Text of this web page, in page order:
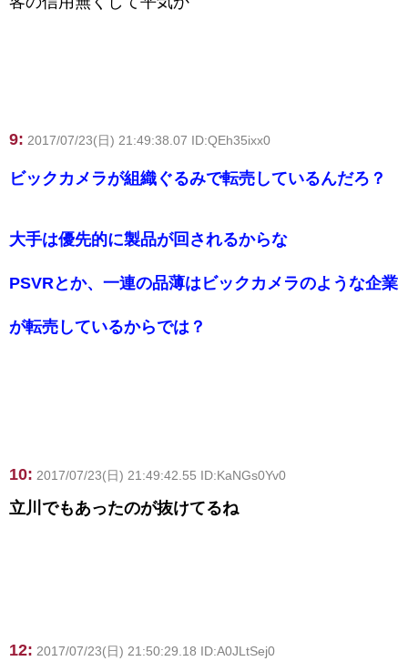
9: 2017/07/23(日) 21:49:38.07 ID:QEh35ixx0
ビックカメラが組織ぐるみで転売しているんだろ？
大手は優先的に製品が回されるからな
PSVRとか、一連の品薄はビックカメラのような企業
が転売しているからでは？
10: 2017/07/23(日) 21:49:42.55 ID:KaNGs0Yv0
立川でもあったのが抜けてるね
12: 2017/07/23(日) 21:50:29.18 ID:A0JLtSej0